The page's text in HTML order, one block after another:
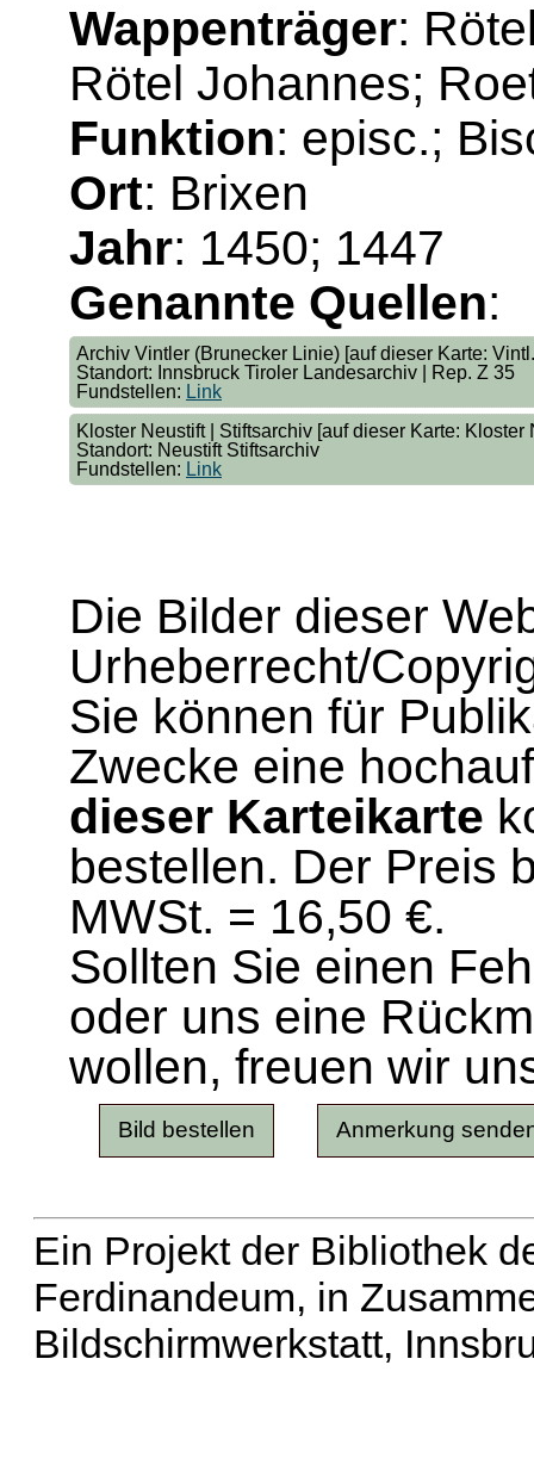
Wappenträger:
Rötel Johannes;
Funktion: episc.;
Ort: Brixen
Jahr: 1450; 1447
Genannte Quellen:
Archiv Vintler (Brunecker Linie) [auf dieser Karte:
Standort: Innsbruck Tiroler Landesarchiv | Rep. Z 35
Fundstellen: Link
Kloster Neustift | Stiftsarchiv [auf dieser Karte: Kloster
Standort: Neustift Stiftsarchiv
Fundstellen: Link
Die Bilder dieser
Urheberrecht/
Sie können für
Zwecke eine
dieser Karteikarte
bestellen. Der Preis
MWSt. = 16,50 €.
Sollten Sie einen
oder uns eine
wollen, freuen wir
Ein Projekt der Bibliothek
Ferdinandeum, in
Bildschirmwerkstatt,